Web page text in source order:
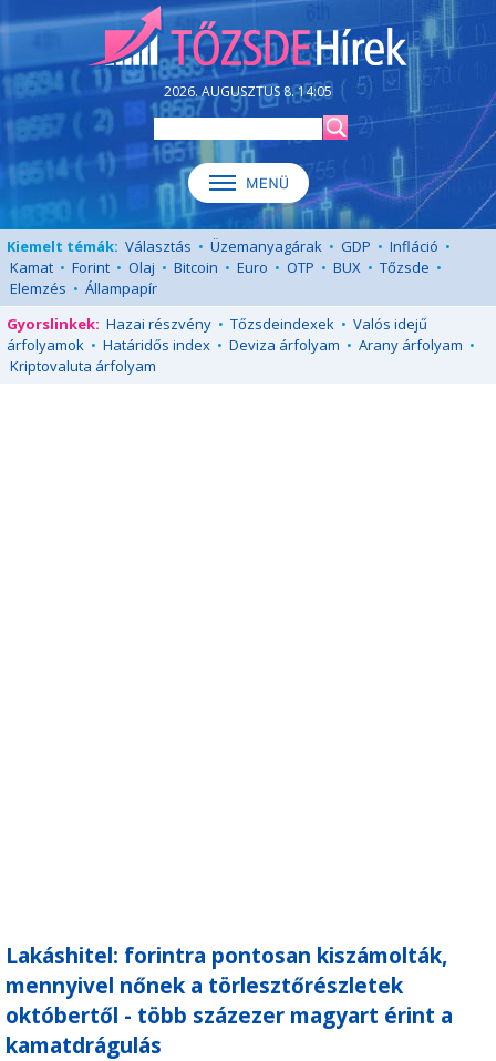
2026. AUGUSZTUS 8. 14:05
Kiemelt témák: Választás • Üzemanyagárak • GDP • Infláció •
Kamat • Forint • Olaj • Bitcoin • Euro • OTP • BUX • Tőzsde •
Elemzés • Állampapír
Gyorslinkek: Hazai részvény • Tőzsdeindexek • Valós idejű
árfolyamok • Határidős index • Deviza árfolyam • Arany árfolyam •
Kriptovaluta árfolyam
Lakáshitel: forintra pontosan kiszámolták,
mennyivel nőnek a törlesztőrészletek
októbertől - több százezer magyart érint a
kamatdrágulás